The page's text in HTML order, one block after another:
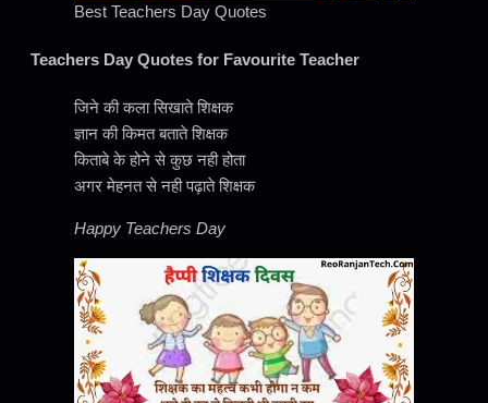
Best Teachers Day Quotes
Teachers Day Quotes for Favourite Teacher
जिने की कला सिखाते शिक्षक
ज्ञान की किमत बताते शिक्षक
किताबे के होने से कुछ नही होता
अगर मेहनत से नही पढ़ाते शिक्षक
Happy Teachers Day